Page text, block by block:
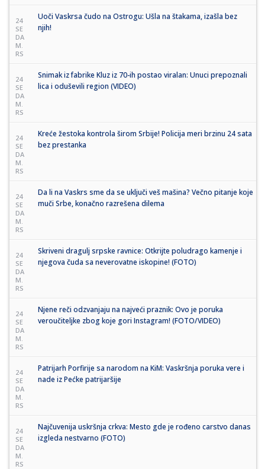
24
SE
DA
M.
RS
Uoči Vaskrsa čudo na Ostrogu: Ušla na štakama, izašla bez
njih!
24
SE
DA
M.
RS
Snimak iz fabrike Kluz iz 70-ih postao viralan: Unuci prepoznali
lica i oduševili region (VIDEO)
24
SE
DA
M.
RS
Kreće žestoka kontrola širom Srbije! Policija meri brzinu 24 sata
bez prestanka
24
SE
DA
M.
RS
Da li na Vaskrs sme da se uključi veš mašina? Večno pitanje koje
muči Srbe, konačno razrešena dilema
24
SE
DA
M.
RS
Skriveni dragulj srpske ravnice: Otkrijte poludrago kamenje i
njegova čuda sa neverovatne iskopine! (FOTO)
24
SE
DA
M.
RS
Njene reči odzvanjaju na najveći praznik: Ovo je poruka
veroučiteljke zbog koje gori Instagram! (FOTO/VIDEO)
24
SE
DA
M.
RS
Patrijarh Porfirije sa narodom na KiM: Vaskršnja poruka vere i
nade iz Pećke patrijaršije
24
SE
DA
M.
RS
Najčuvenija uskršnja crkva: Mesto gde je rođeno carstvo danas
izgleda nestvarno (FOTO)